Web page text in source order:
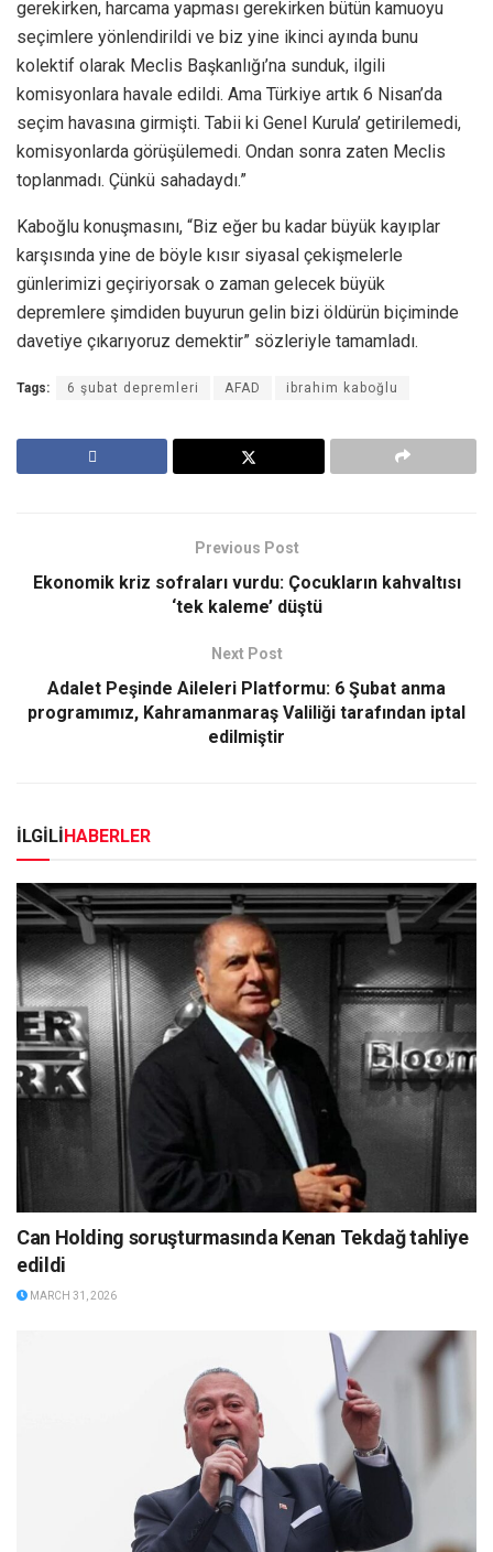
gerekirken, harcama yapması gerekirken bütün kamuoyu
seçimlere yönlendirildi ve biz yine ikinci ayında bunu
kolektif olarak Meclis Başkanlığı’na sunduk, ilgili
komisyonlara havale edildi. Ama Türkiye artık 6 Nisan’da
seçim havasına girmişti. Tabii ki Genel Kurula’ getirilemedi,
komisyonlarda görüşülemedi. Ondan sonra zaten Meclis
toplanmadı. Çünkü sahadaydı.”
Kaboğlu konuşmasını, “Biz eğer bu kadar büyük kayıplar
karşısında yine de böyle kısır siyasal çekişmelerle
günlerimizi geçiriyorsak o zaman gelecek büyük
depremlere şimdiden buyurun gelin bizi öldürün biçiminde
davetiye çıkarıyoruz demektir” sözleriyle tamamladı.
Tags: 6 şubat depremleri AFAD ibrahim kaboğlu
Previous Post
Ekonomik kriz sofraları vurdu: Çocukların kahvaltısı
‘tek kaleme’ düştü
Next Post
Adalet Peşinde Aileleri Platformu: 6 Şubat anma
programımız, Kahramanmaraş Valiliği tarafından iptal
edilmiştir
İLGİLİHABERLER
Can Holding soruşturmasında Kenan Tekdağ tahliye
edildi
MARCH 31, 2026